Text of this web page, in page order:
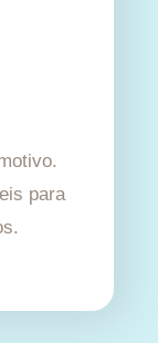
para